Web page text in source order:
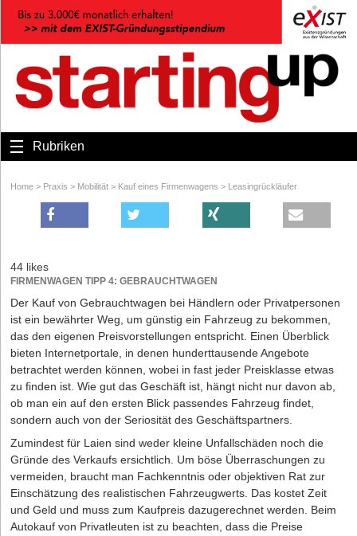
Rubriken
Home > Praxis > Mobilität > Kauf eines Firmenwagens > Leasingrückläufer
44 likes
FIRMENWAGEN TIPP 4: GEBRAUCHTWAGEN
Der Kauf von Gebrauchtwagen bei Händlern oder Privatpersonen
ist ein bewährter Weg, um günstig ein Fahrzeug zu bekommen,
das den eigenen Preisvorstellungen entspricht. Einen Überblick
bieten Internetportale, in denen hunderttausende Angebote
betrachtet werden können, wobei in fast jeder Preisklasse etwas
zu finden ist. Wie gut das Geschäft ist, hängt nicht nur davon ab,
ob man ein auf den ersten Blick passendes Fahrzeug findet,
sondern auch von der Seriosität des Geschäftspartners.
Zumindest für Laien sind weder kleine Unfallschäden noch die
Gründe des Verkaufs ersichtlich. Um böse Überraschungen zu
vermeiden, braucht man Fachkenntnis oder objektiven Rat zur
Einschätzung des realistischen Fahrzeugwerts. Das kostet Zeit
und Geld und muss zum Kaufpreis dazugerechnet werden. Beim
Autokauf von Privatleuten ist zu beachten, dass die Preise